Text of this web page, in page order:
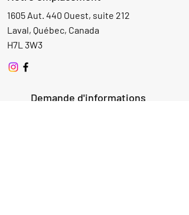
1605 Aut. 440 Ouest, suite 212
Laval, Québec, Canada
H7L 3W3
Demande d'informations